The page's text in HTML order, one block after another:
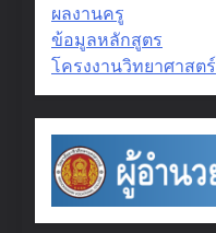
ผลงานครู
ข้อมูลหลักสูตร
โครงงานวิทยาศาสตร์